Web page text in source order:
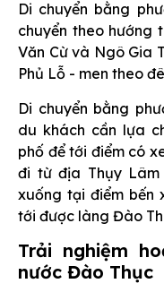
Di chuyển bằng
chuyển theo hướng
Văn Cừ và Ngô Gia
Phủ Lỗ - men theo
Di chuyển bằng
du khách cần lựa
phố để tới điểm có
đi từ địa Thụy Lâm
xuống tại điểm bến
tới được làng Đào
Trải nghiệm
nước Đào Thục